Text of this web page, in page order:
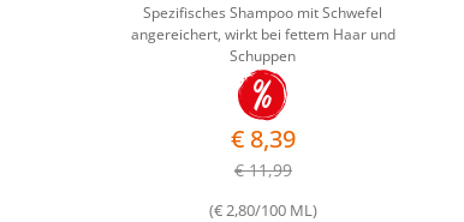
Spezifisches Shampoo mit Schwefel
angereichert, wirkt bei fettem Haar und
Schuppen
€ 11,99
€ 8,39
(€ 2,80/100 ML)